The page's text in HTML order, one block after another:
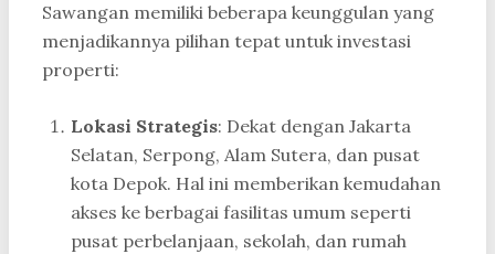
Sawangan memiliki beberapa keunggulan yang
menjadikannya pilihan tepat untuk investasi
properti:
Lokasi Strategis: Dekat dengan Jakarta
Selatan, Serpong, Alam Sutera, dan pusat
kota Depok. Hal ini memberikan kemudahan
akses ke berbagai fasilitas umum seperti
pusat perbelanjaan, sekolah, dan rumah